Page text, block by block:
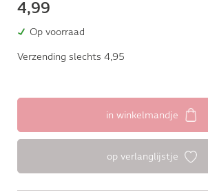
4,99
Op voorraad
Verzending slechts 4,95
in winkelmandje
op verlanglijstje